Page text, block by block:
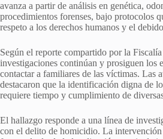
avanza a partir de análisis en genética,
procedimientos forenses, bajo protocolos
respeto a los derechos humanos y el
Según el reporte compartido por la
investigaciones continúan y prosiguen los
contactar a familiares de las víctimas. Las
destacaron que la identificación digna de
requiere tiempo y cumplimiento de
El hallazgo responde a una línea de
con el delito de homicidio. La intervención